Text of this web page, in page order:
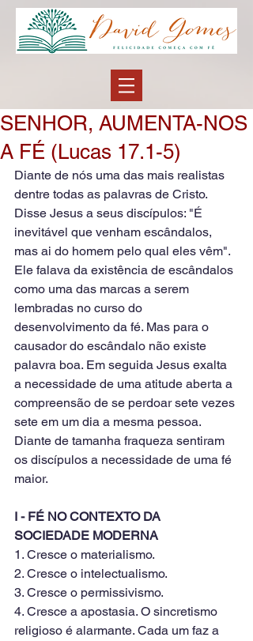
SENHOR, AUMENTA-NOS
A FÉ (Lucas 17.1-5)
Diante de nós uma das mais realistas
dentre todas as palavras de Cristo.
Disse Jesus a seus discípulos: "É
inevitável que venham escândalos,
mas ai do homem pelo qual eles vêm".
Ele falava da existência de escândalos
como uma das marcas a serem
lembradas no curso do
desenvolvimento da fé. Mas para o
causador do escândalo não existe
palavra boa. Em seguida Jesus exalta
a necessidade de uma atitude aberta a
compreensão de se perdoar sete vezes
sete em um dia a mesma pessoa.
Diante de tamanha fraqueza sentiram
os discípulos a necessidade de uma fé
maior.
I - FÉ NO CONTEXTO DA
SOCIEDADE MODERNA
1. Cresce o materialismo.
2. Cresce o intelectualismo.
3. Cresce o permissivismo.
4. Cresce a apostasia. O sincretismo
religioso é alarmante. Cada um faz a